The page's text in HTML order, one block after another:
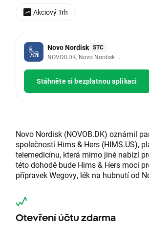
Novo Nordisk STC
NOVOB.DK, Novo Nordisk A/S
Stáhněte si bezplatnou aplikaci
Novo Nordisk (NOVOB.DK) oznámil
společností Hims & Hers (HIMS.US),
telemedicínu, která mimo jiné nabízí
této dohodě bude Hims & Hers moci
přípravek Wegovy, lék na hubnutí od
Otevření účtu zdarma
Akciový Trh